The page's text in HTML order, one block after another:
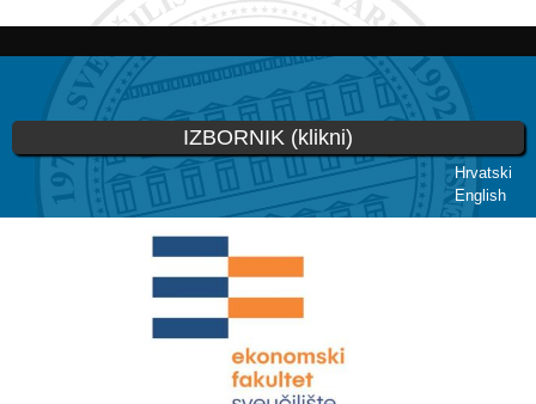
Skip to
content
Hrvatski
English
IZBORNIK (klikni)
You are here